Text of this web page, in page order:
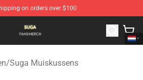
on orders over $100
Suga Merchandise Store
/Suga Muiskussens